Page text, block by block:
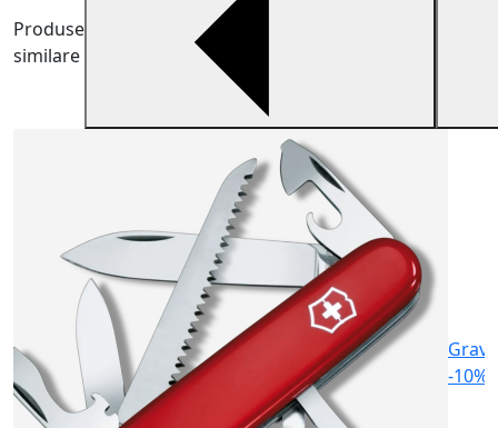
Produse
similare
-10%